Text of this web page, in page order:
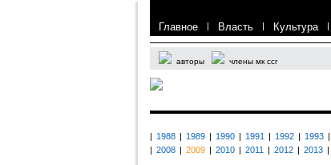
Главное | Власть | Культура |
авторы члены мк ссг
| 1988 | 1989 | 1990 | 1991 | 1992 | 1993 |
| 2008 | 2009 | 2010 | 2011 | 2012 | 2013 |